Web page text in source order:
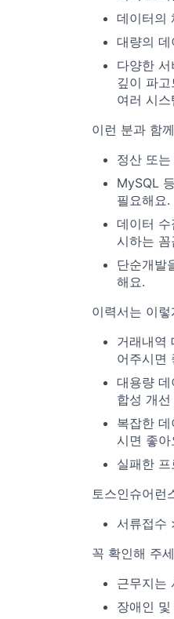
데이터의
대량의
다양한
깊이 파
여러 시
이런 분과 함
정산 또
MySQL
필요해요.
데이터
시하는
단순개발
해요.
이력서는 이
거래내역
어주시면
대용량
합성 개선
복잡한
시면 좋아
실패한
토스인슈어런
서류접수
꼭 확인해 주
근무지는
장애인